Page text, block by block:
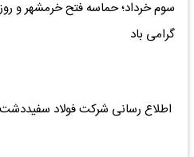
سوم خرداد؛ حماسه فتح خرمشهر و
گرامی باد
اطلاع رسانی شرکت فولاد